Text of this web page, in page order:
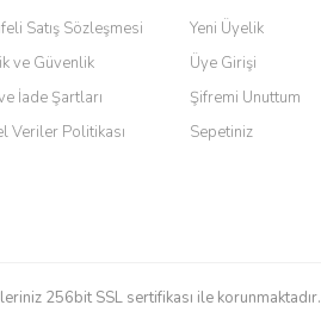
Satış Sözleşmesi
ve Güvenlik
İade Şartları
Veriler Politikası
Yeni Üyelik
Üye Girişi
Şifremi Unuttum
Sepetiniz
256bit SSL sertifikası ile korunmaktadır.